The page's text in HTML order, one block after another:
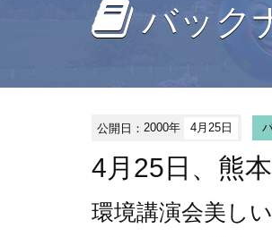
バック
公開日：2000年 4月25日
4月25日、熊
環境講演会美し